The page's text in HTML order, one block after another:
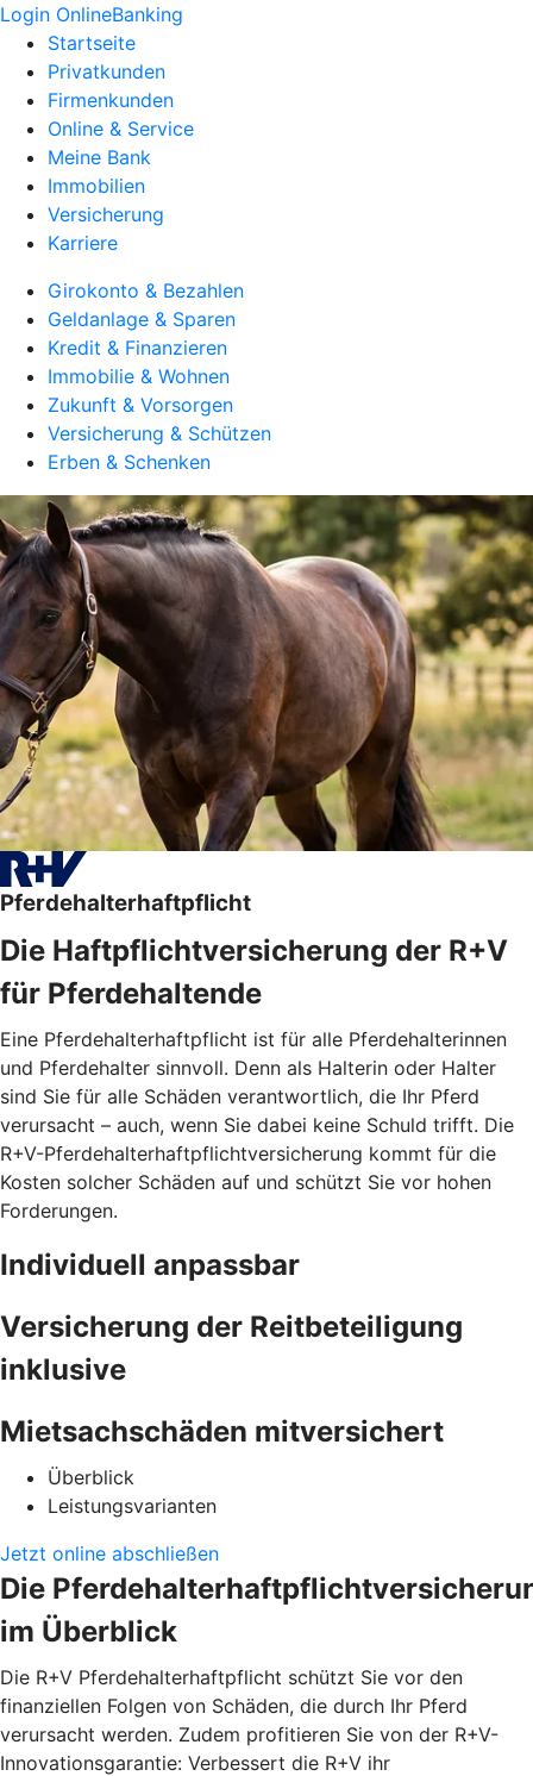
Login OnlineBanking
Startseite
Privatkunden
Firmenkunden
Online & Service
Meine Bank
Immobilien
Versicherung
Karriere
Girokonto & Bezahlen
Geldanlage & Sparen
Kredit & Finanzieren
Immobilie & Wohnen
Zukunft & Vorsorgen
Versicherung & Schützen
Erben & Schenken
Pferdehalterhaftpflicht
Die Haftpflichtversicherung der R+V
für Pferdehaltende
Eine Pferdehalterhaftpflicht ist für alle Pferdehalterinnen
und Pferdehalter sinnvoll. Denn als Halterin oder Halter
sind Sie für alle Schäden verantwortlich, die Ihr Pferd
verursacht – auch, wenn Sie dabei keine Schuld trifft. Die
R+V-Pferdehalterhaftpflichtversicherung kommt für die
Kosten solcher Schäden auf und schützt Sie vor hohen
Forderungen.
Individuell anpassbar
Versicherung der Reitbeteiligung
inklusive
Mietsachschäden mitversichert
Überblick
Leistungsvarianten
Jetzt online abschließen
Die
im Überblick
Die R+V Pferdehalterhaftpflicht schützt Sie vor den
finanziellen Folgen von Schäden, die durch Ihr Pferd
verursacht werden. Zudem profitieren Sie von der R+V-
Innovationsgarantie: Verbessert die R+V ihr